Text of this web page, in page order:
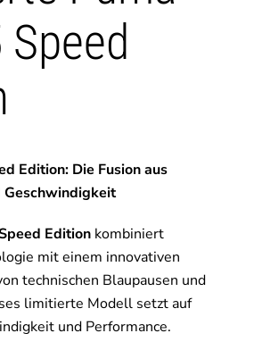
Edition: Die Fusion aus
Editionkombiniert
mit einem innovativen
technischen Blaupausen und
limitierte Modell setzt auf
und Performance.